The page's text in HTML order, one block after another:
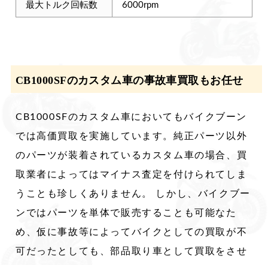
最大トルク回転数 6000rpm
CB1000SFのカスタム車の事故車買取もお任せ
CB1000SFのカスタム車においてもバイクブーン
では高価買取を実施しています。純正パーツ以外
のパーツが装着されているカスタム車の場合、買
取業者によってはマイナス査定を付けられてしま
うことも珍しくありません。 しかし、バイクブー
ンではパーツを単体で販売することも可能なた
め、仮に事故等によってバイクとしての買取が不
可だったとしても、部品取り車として買取をさせ